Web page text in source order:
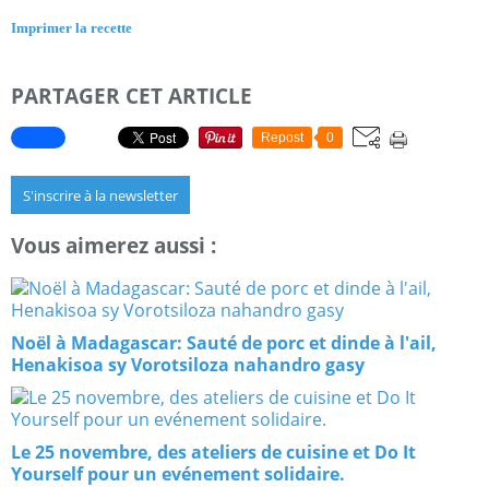
Imprimer la recette
PARTAGER CET ARTICLE
Repost 0
S'inscrire à la newsletter
Vous aimerez aussi :
Noël à Madagascar: Sauté de porc et dinde à l'ail,
Henakisoa sy Vorotsiloza nahandro gasy
Le 25 novembre, des ateliers de cuisine et Do It
Yourself pour un evénement solidaire.